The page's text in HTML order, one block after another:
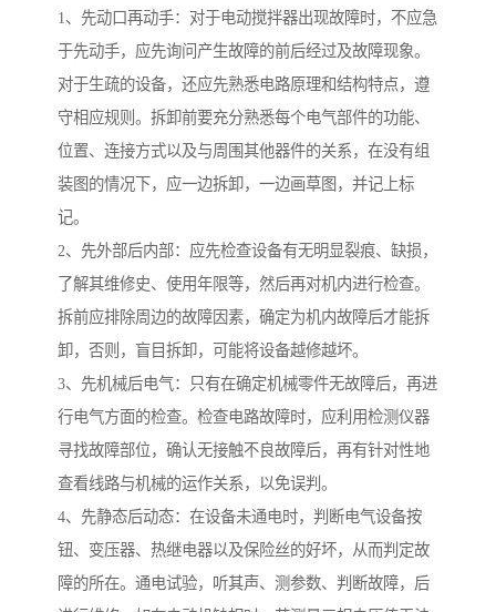
1、先动口再动手：对于电动搅拌器出现故障时，不应急
于先动手，应先询问产生故障的前后经过及故障现象。
对于生疏的设备，还应先熟悉电路原理和结构特点，遵
守相应规则。拆卸前要充分熟悉每个电气部件的功能、
位置、连接方式以及与周围其他器件的关系，在没有组
装图的情况下，应一边拆卸，一边画草图，并记上标
记。
2、先外部后内部：应先检查设备有无明显裂痕、缺损，
了解其维修史、使用年限等，然后再对机内进行检查。
拆前应排除周边的故障因素，确定为机内故障后才能拆
卸，否则，盲目拆卸，可能将设备越修越坏。
3、先机械后电气：只有在确定机械零件无故障后，再进
行电气方面的检查。检查电路故障时，应利用检测仪器
寻找故障部位，确认无接触不良故障后，再有针对性地
查看线路与机械的运作关系，以免误判。
4、先静态后动态：在设备未通电时，判断电气设备按
钮、变压器、热继电器以及保险丝的好坏，从而判定故
障的所在。通电试验，听其声、测参数、判断故障，后